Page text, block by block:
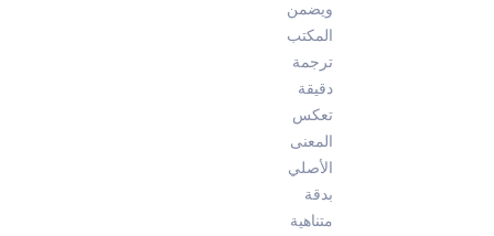
ويضمن
المكتب
ترجمة
دقيقة
تعكس
المعنى
الأصلي
بدقة
متناهية